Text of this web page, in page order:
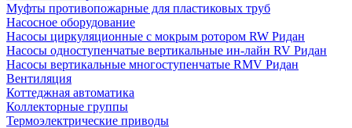
Муфты противопожарные для пластиковых труб
Насосное оборудование
Насосы циркуляционные с мокрым ротором RW Ридан
Насосы одноступенчатые вертикальные ин-лайн RV Ридан
Насосы вертикальные многоступенчатые RMV Ридан
Вентиляция
Коттеджная автоматика
Коллекторные группы
Термоэлектрические приводы